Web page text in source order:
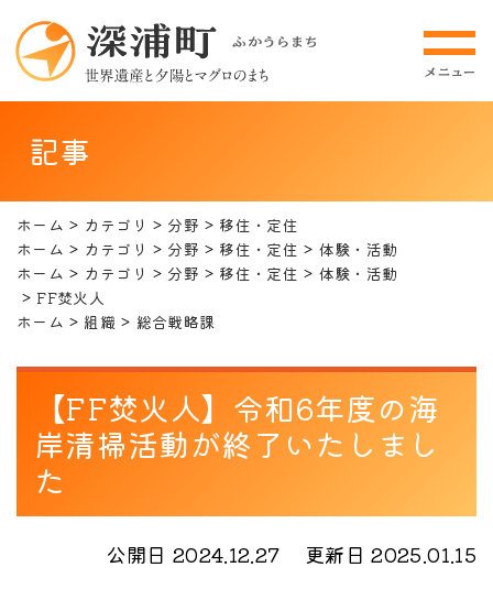
記事
ホーム カテゴリ 分野
移住・定住
ホーム
カテゴリ 分野 移住・定住
体験・活動
ホーム
カテゴリ 分野 移住・定住
体験・活動
FF焚火人
ホーム
組織 総合戦略課
【FF焚火人】令和6年度の海
岸清掃活動が終了いたしまし
た
公開日 2024.12.27
更新日 2025.01.15